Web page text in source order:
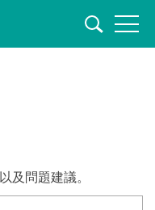
以及問題建議。